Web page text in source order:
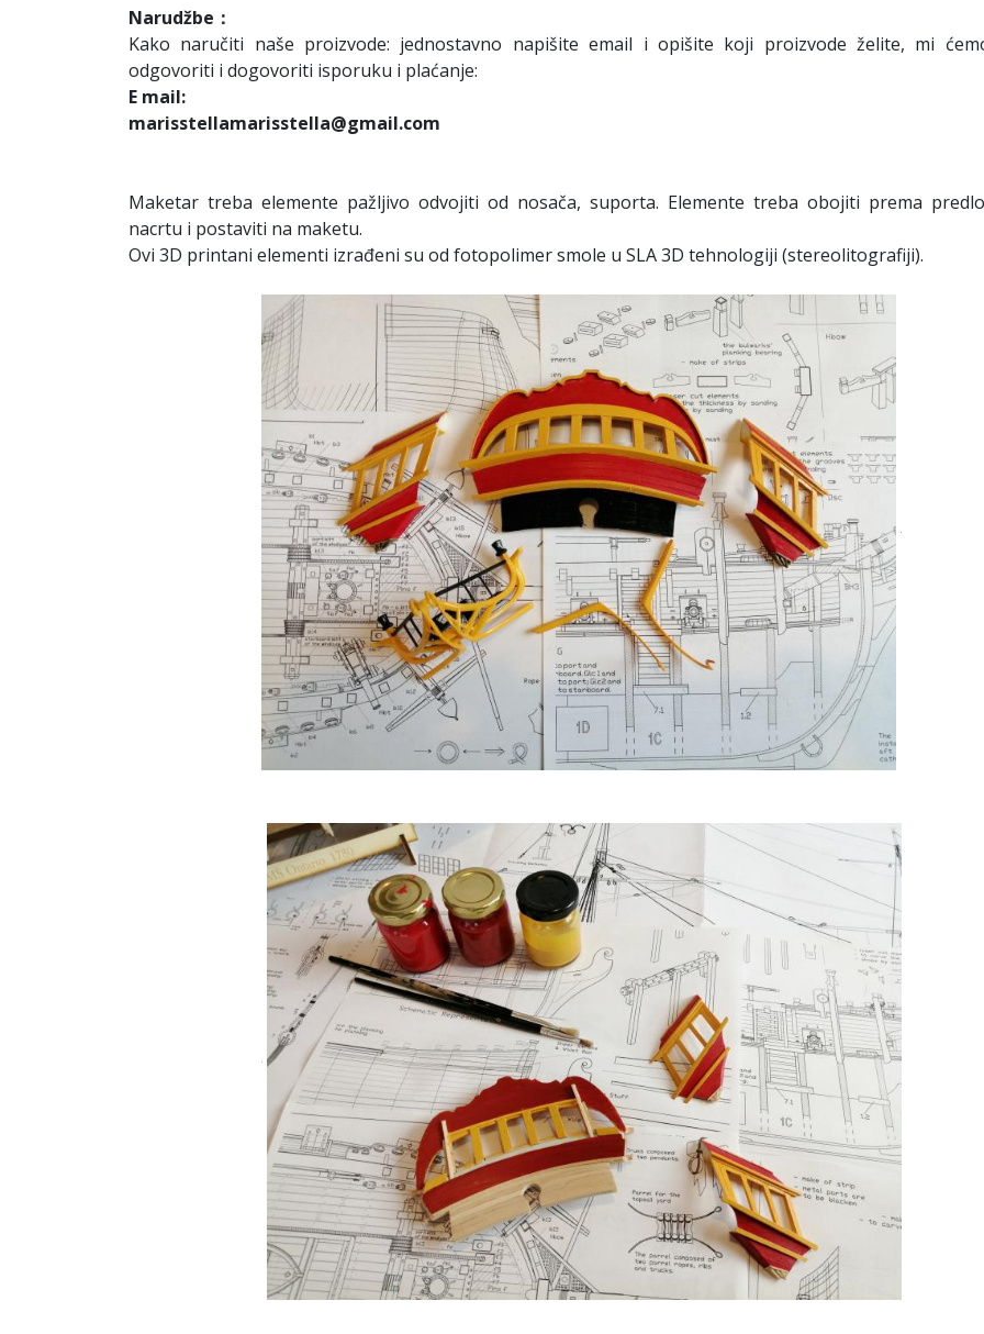
Narudžbe：
Kako naručiti naše proizvode: jednostavno napišite email i opišite koji proizvode želite, mi
odgovoriti i dogovoriti isporuku i plaćanje:
E mail:
marisstellamarisstella@gmail.com
Maketar treba elemente pažljivo odvojiti od nosača, suporta. Elemente treba obojiti prema
nacrtu i postaviti na maketu.
Ovi 3D printani elementi izrađeni su od fotopolimer smole u SLA 3D tehnologiji (stereolitografiji).